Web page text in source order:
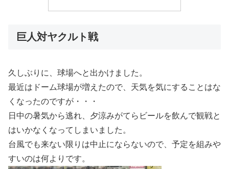
巨人対ヤクルト戦
久しぶりに、球場へと出かけました。
最近はドーム球場が増えたので、天気を気にすることはな
くなったのですが・・・
日中の暑気から逃れ、夕涼みがてらビールを飲んで観戦と
はいかなくなってしまいました。
台風でも来ない限りは中止にならないので、予定を組みや
すいのは何よりです。